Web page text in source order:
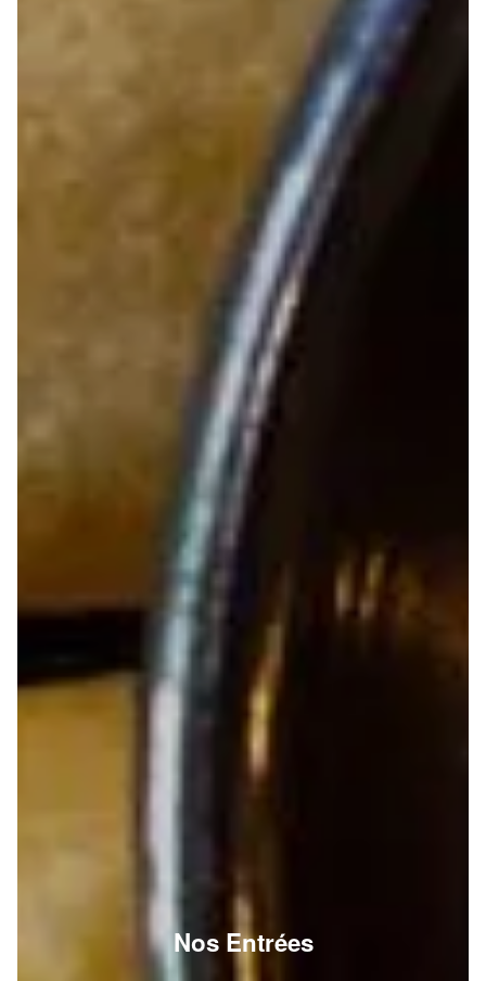
Nos Entrées